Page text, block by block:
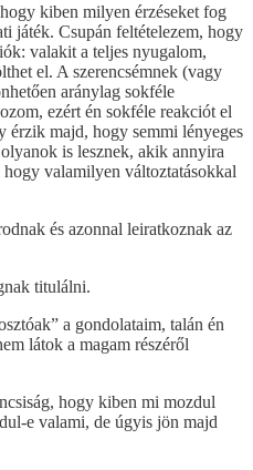
kiben milyen érzéseket fog
játék. Csupán feltételezem, hogy
valakit a teljes nyugalom,
el. A szerencsémnek (vagy
aránylag sokféle
ezért én sokféle reakciót el
majd, hogy semmi lényeges
is lesznek, akik annyira
valamilyen változtatásokkal
és azonnal leiratkoznak az
titulálni.
a gondolataim, talán én
látok a magam részéről
hogy kiben mi mozdul
e valami, de úgyis jön majd